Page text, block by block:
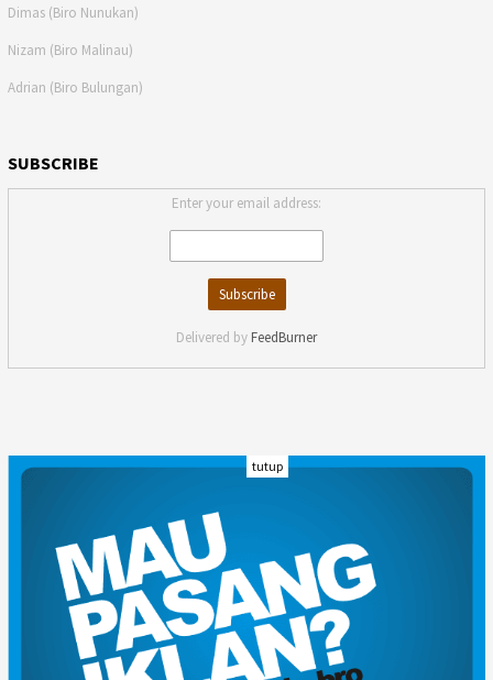
Dimas (Biro Nunukan)
Nizam (Biro Malinau)
Adrian (Biro Bulungan)
SUBSCRIBE
Enter your email address:
Delivered by FeedBurner
INDEKS
KARIR
REDAKSI
PRIVACY POLICY
DISCLAIMER
TENTANG KAMI
KONTAK KAMI
FORM PENGADUAN
PEDOMAN MEDIA SIBER
tutup